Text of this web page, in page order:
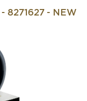
- 8271627 - NEW